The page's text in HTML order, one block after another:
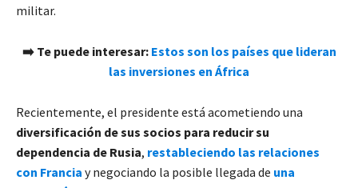
militar.
➡️ Te puede interesar: Estos son los países que lideran
las inversiones en África
Recientemente, el presidente está acometiendo una
diversificación de sus socios para reducir su
dependencia de Rusia, restableciendo las relaciones
con Francia y negociando la posible llegada de una